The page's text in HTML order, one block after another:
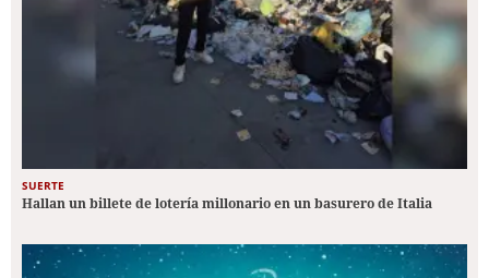
SUERTE
Hallan un billete de lotería millonario en un basurero de Italia